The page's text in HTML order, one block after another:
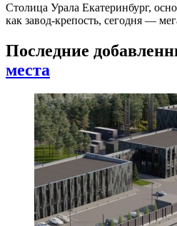
Столица Урала Екатеринбург,
как завод-крепость, сегодня —
Последние
места